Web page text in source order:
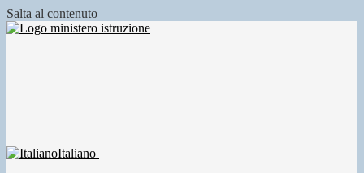
Salta al contenuto
Italiano